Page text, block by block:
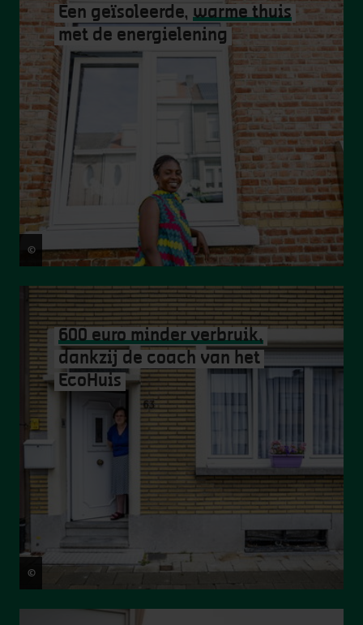
Een geïsoleerde, warme thuis
met de energielening
© Victoriano Moreno
600 euro minder verbruik,
dankzij de coach van het
EcoHuis
©